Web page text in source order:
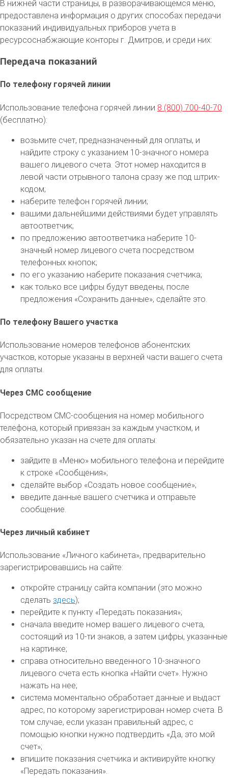
В нижней части страницы, в разворачивающемся меню,
предоставлена информация о других способах передачи
показаний индивидуальных приборов учета в
ресурсоснабжающие конторы г. Дмитров, и среди них:
Передача показаний
По телефону горячей линии
Использование телефона горячей линии 8 (800) 700-40-70
(бесплатно):
возьмите счет, предназначенный для оплаты, и
найдите строку с указанием 10-значного номера
вашего лицевого счета. Этот номер находится в
левой части отрывного талона сразу же под штрих-
кодом;
наберите телефон горячей линии;
вашими дальнейшими действиями будет управлять
автоответчик;
по предложению автоответчика наберите 10-
значный номер лицевого счета посредством
телефонных кнопок;
по его указанию наберите показания счетчика;
как только все цифры будут введены, после
предложения «Сохранить данные», сделайте это.
По телефону Вашего участка
Использование номеров телефонов абонентских
участков, которые указаны в верхней части вашего счета
для оплаты.
Через СМС сообщение
Посредством СМС-сообщения на номер мобильного
телефона, который привязан за каждым участком, и
обязательно указан на счете для оплаты:
зайдите в «Меню» мобильного телефона и перейдите
к строке «Сообщения»;
сделайте выбор «Создать новое сообщение»;
введите данные вашего счетчика и отправьте
сообщение.
Через личный кабинет
Использование «Личного кабинета», предварительно
зарегистрировавшись на сайте:
откройте страницу сайта компании (это можно
сделать здесь);
перейдите к пункту «Передать показания»;
сначала введите номер вашего лицевого счета,
состоящий из 10-ти знаков, а затем цифры, указанные
на картинке;
справа относительно введенного 10-значного
лицевого счета есть кнопка «Найти счет». Нужно
нажать на нее;
система моментально обработает данные и выдаст
адрес, по которому зарегистрирован номер счета. В
том случае, если указан правильный адрес, с
помощью кнопки нужно подтвердить «Да, это мой
счет»;
впишите показания счетчика и активируйте кнопку
«Передать показания».